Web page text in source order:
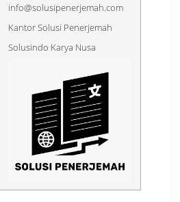
info@solusipenerjemah.com
Kantor Solusi Penerjemah
Solusindo Karya Nusa